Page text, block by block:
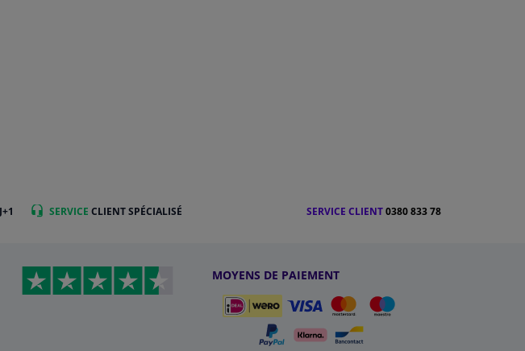
J+1 SERVICE CLIENT SPÉCIALISÉ SERVICE CLIENT0380 833 78
MOYENS DE PAIEMENT